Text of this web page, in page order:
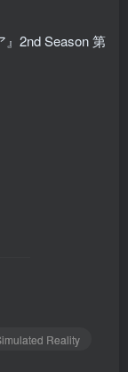
2nd Season 第
Reality